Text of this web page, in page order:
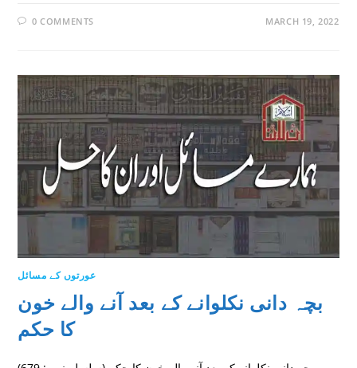
0 COMMENTS MARCH 19, 2022
عورتوں کے مسائل
بچہ دانی نکلوانے کے بعد آنے والے خون
کا حکم